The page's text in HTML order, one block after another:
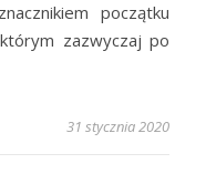
początku
zazwyczaj po
31 stycznia 2020